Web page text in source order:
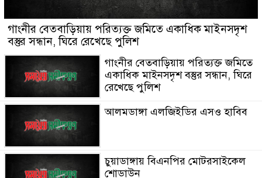
গাংনীর বেতবাড়িয়ায় পরিত্যক্ত জমিতে একাধিক মাইনসদৃশ
বস্তুর সন্ধান, ঘিরে রেখেছে পুলিশ
গাংনীর বেতবাড়িয়ায় পরিত্যক্ত জমিতে
একাধিক মাইনসদৃশ বস্তুর সন্ধান, ঘিরে
রেখেছে পুলিশ
আলমডাঙ্গা এলজিইডির এসও হাবিব
চুয়াডাঙ্গায় বিএনপির মোটরসাইকেল
শোডাউন